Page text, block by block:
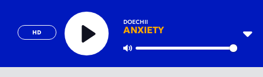
HD
DOECHII
ANXIETY
Play